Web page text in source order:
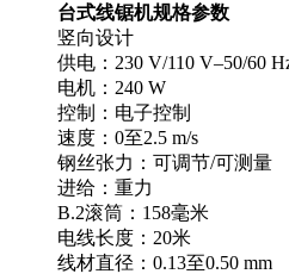
台式线锯机规格参数
竖向设计
供电：230 V/110 V–50/60
电机：240 W
控制：电子控制
速度：0至2.5 m/s
钢丝张力：可调节/可测量
进给：重力
B.2滚筒：158毫米
电线长度：20米
线材直径：0.13至0.50 mm